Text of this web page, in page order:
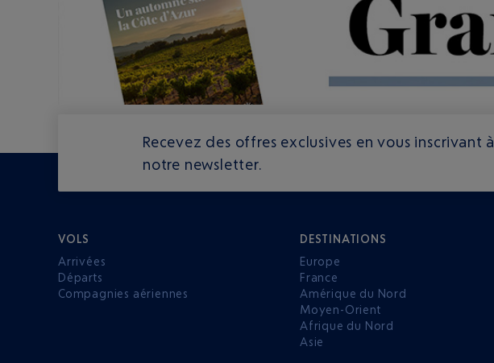
Recevez des offres exclusives en vous inscrivant à
notre newsletter.
VOLS
Arrivées
Départs
Compagnies aériennes
DESTINATIONS
Europe
France
Amérique du Nord
Moyen-Orient
Afrique du Nord
Asie